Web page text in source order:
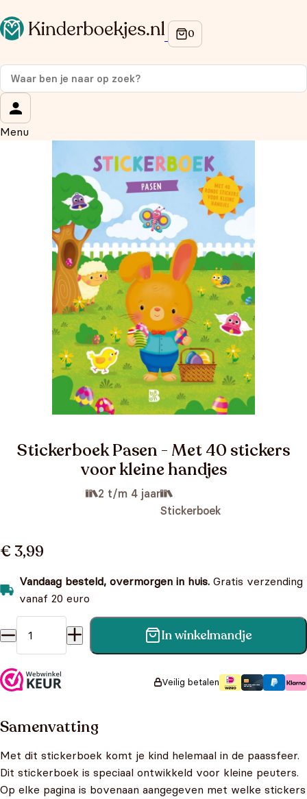
Menu
Stickerboek Pasen - Met 40 stickers
voor kleine handjes
2 t/m 4 jaar
Stickerboek
€ 3,99
Vandaag besteld, overmorgen in huis. Gratis verzending
vanaf 20 euro
Stickerboek Pasen - Met 40 stickers voor kleine handjes
In winkelmandje
Veilig betalen
Samenvatting
Met dit stickerboek komt je kind helemaal in de paassfeer.
Dit stickerboek is speciaal ontwikkeld voor kleine peuters.
Op elke pagina is bovenaan aangegeven met welke stickers
Op de hoogte blijven van onze acties?
Meld je aan voor onze nieuwsbrief en ontvang
korting
Wat is je voornaam?
Wat is je e-mailadres?*
Aanmelden
We gebruiken je gegevens om contact op te nemen, in
overeenstemming met onsprivacybeleid.